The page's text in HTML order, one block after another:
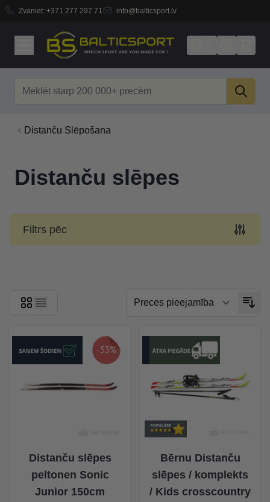
Zvaniet: +371 277 297 71 info@balticsport.lv
Distanču Slēpošana
Distanču slēpes
Filtrs pēc
-53%
Distanču slēpes
peltonen Sonic
Junior 150cm
Bērnu Distanču
slēpes / komplekts
/ Kids crosscountry